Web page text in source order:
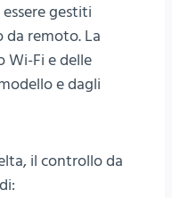
gestiti
remoto. La
Wi-Fi e delle
e dagli
il controllo da